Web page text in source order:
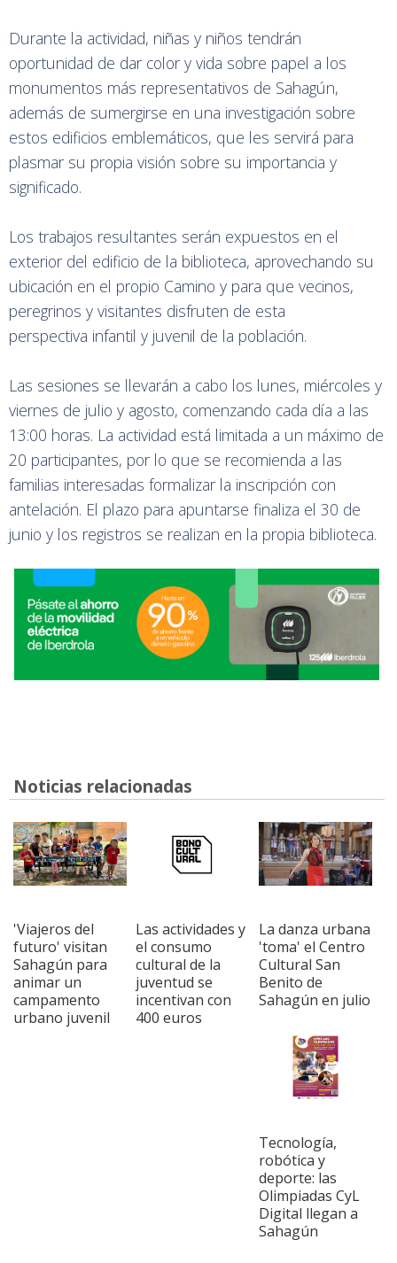
Durante la actividad, niñas y niños tendrán
oportunidad de dar color y vida sobre papel a los
monumentos más representativos de Sahagún,
además de sumergirse en una investigación sobre
estos edificios emblemáticos, que les servirá para
plasmar su propia visión sobre su importancia y
significado.
Los trabajos resultantes serán expuestos en el
exterior del edificio de la biblioteca, aprovechando su
ubicación en el propio Camino y para que vecinos,
peregrinos y visitantes disfruten de esta
perspectiva infantil y juvenil de la población.
Las sesiones se llevarán a cabo los lunes, miércoles y
viernes de julio y agosto, comenzando cada día a las
13:00 horas. La actividad está limitada a un máximo de
20 participantes, por lo que se recomienda a las
familias interesadas formalizar la inscripción con
antelación. El plazo para apuntarse finaliza el 30 de
junio y los registros se realizan en la propia biblioteca.
Noticias relacionadas
'Viajeros del
futuro' visitan
Sahagún para
animar un
campamento
urbano juvenil
Las actividades y
el consumo
cultural de la
juventud se
incentivan con
400 euros
La danza urbana
'toma' el Centro
Cultural San
Benito de
Sahagún en julio
Tecnología,
robótica y
deporte: las
Olimpiadas CyL
Digital llegan a
Sahagún